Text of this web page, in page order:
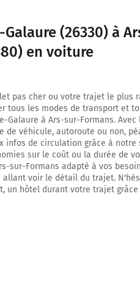
de Villeneuve et continuer sur 10
mètres
sur la voie et continuer sur 25
(26330) à
en voiture
pas cher ou votre trajet le plus
tous les modes de transport et
à Ars-sur-Formans. Avec
de véhicule, autoroute ou non,
infos de circulation grâce à notre
sur le coût ou la durée de
sur-Formans adapté à vos
voir le détail du trajet.
un hôtel durant votre trajet grâce